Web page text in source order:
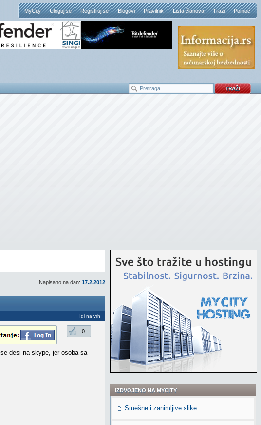
MyCity Uloguj se Registruj se Blogovi Pravilnik Lista članova Traži Pomoć
Napisano na dan: 17.2.2012
Idi na vrh
0
desi na skype, jer osoba sa
IZDVOJENO NA MYCITY
Smešne i zanimljive slike